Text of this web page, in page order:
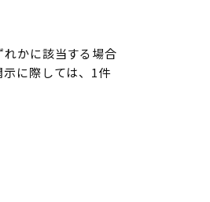
かに該当する場合
に際しては、1件